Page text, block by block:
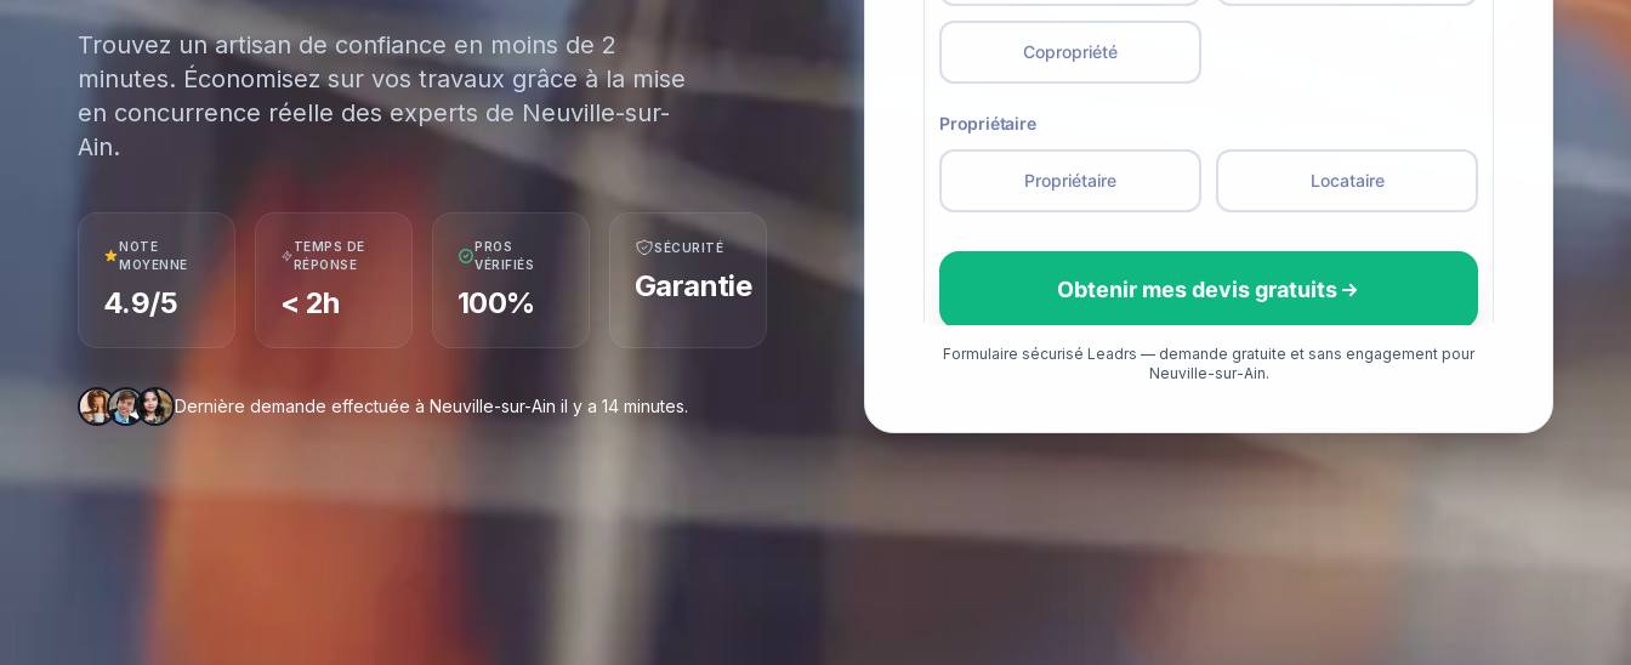
Trouvez un artisan de confiance en moins de 2
minutes. Économisez sur vos travaux grâce à la mise
en concurrence réelle des experts de Neuville-sur-
Ain.
NOTE
MOYENNE
4.9/5
TEMPS DE
RÉPONSE
< 2h
PROS
VÉRIFIÉS
100%
SÉCURITÉ
Garantie
Dernière demande effectuée à Neuville-sur-Ain il y a 14 minutes.
Formulaire sécurisé Leadrs — demande gratuite et sans engagement pour
Neuville-sur-Ain.